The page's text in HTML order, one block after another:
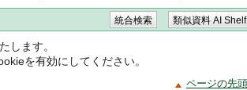
します。
を有効にしてください。
ページの先